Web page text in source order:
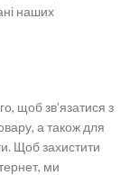
наших
щоб зв’язатися з
а також для
Щоб захистити
ми